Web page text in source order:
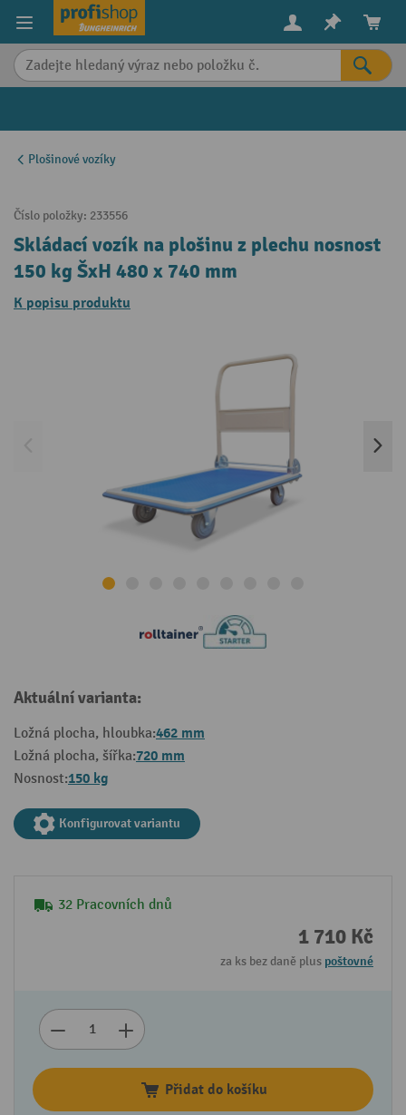
content
Plošinové vozíky
Číslo položky: 233556
Skládací vozík na plošinu z plechu nosnost
150 kg ŠxH 480 x 740 mm
K popisu produktu
Aktuální varianta:
Ložná plocha, hloubka:462 mm
Ložná plocha, šířka:720 mm
Nosnost:150 kg
Konfigurovat variantu
32 Pracovních dnů
1 710 Kč
za ks bez daně plus poštovné
Přidat do košíku